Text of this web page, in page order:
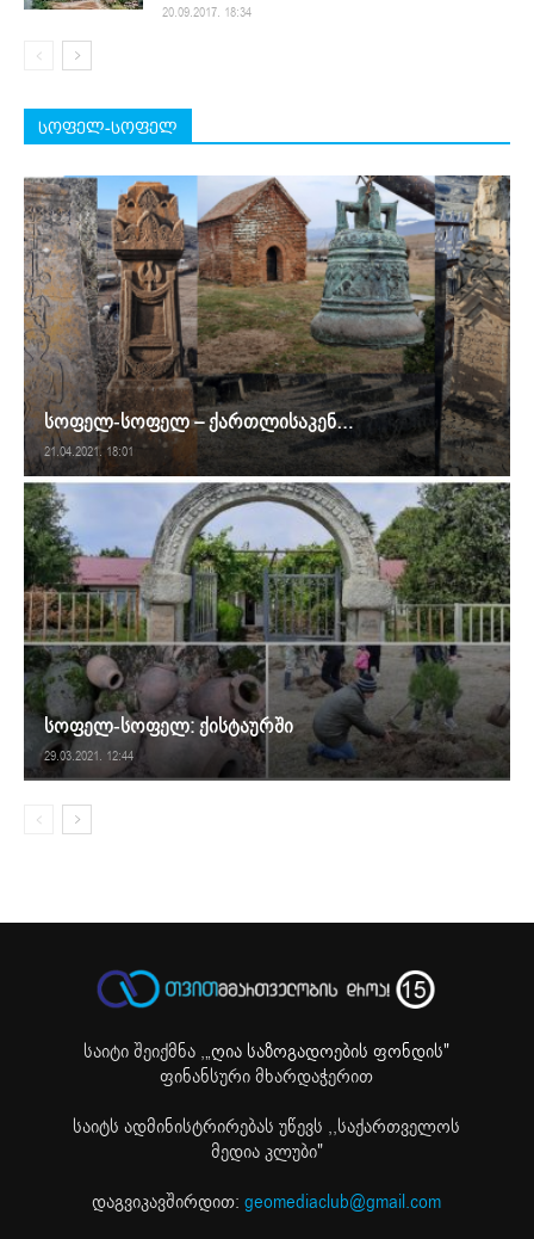
20.09.2017. 18:34
სოფელ-სოფელ
სოფელ-სოფელ – ქართლისაკენ…
21.04.2021. 18:01
სოფელ-სოფელ: ქისტაურში
29.03.2021. 12:44
საიტი შეიქმნა ,„ღია საზოგადოების ფონდის"
ფინანსური მხარდაჭერით
საიტს ადმინისტრირებას უწევს ,,საქართველოს
მედია კლუბი"
დაგვიკავშირდით:geomediaclub@gmail.com